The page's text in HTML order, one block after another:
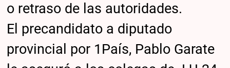
o retraso de las autoridades.
El precandidato a diputado
provincial por 1País, Pablo Garate